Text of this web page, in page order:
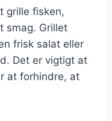
grille fisken,
smag. Grillet
frisk salat eller
Det er vigtigt at
at forhindre, at